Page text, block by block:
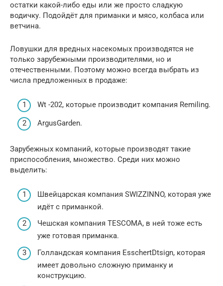
остатки какой-либо еды или же просто сладкую
водичку. Подойдёт для приманки и мясо, колбаса или
ветчина.
Ловушки для вредных насекомых производятся не
только зарубежными производителями, но и
отечественными. Поэтому можно всегда выбрать из
числа предложенных в продаже:
Wt -202, которые производит компания Remiling.
ArgusGarden.
Зарубежных компаний, которые производят такие
приспособления, множество. Среди них можно
выделить:
Швейцарская компания SWIZZINNO, которая уже
идёт с приманкой.
Чешская компания TESCOMA, в ней тоже есть
уже готовая приманка.
Голландская компания EsschertDtsign, которая
имеет довольно сложную приманку и
конструкцию.